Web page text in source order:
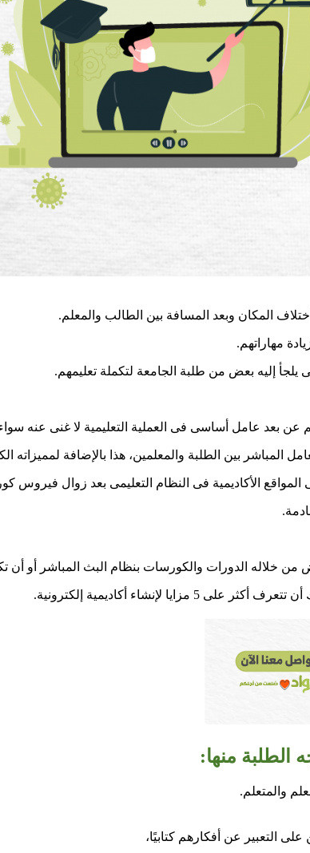
المكان وبعد المسافة بين الطالب والمعلم.
مهاراتهم.
يلجأ إليه بعض من طلبة الجامعة لتكملة تعليمهم.
المباشر بين الطلبة والمعلمين، هذا بالإضافة لمميزاته
الأكاديمية فى النظام التعليمى بعد زوال فيروس
من خلاله الدورات والكورسات بنظام البث المباشر أو
أكثر على 5 مزايا لإنشاء أكاديمية إلكترونية.
الطلبة منها:
والمتعلم.
التعبير عن أفكارهم كتابيًا،